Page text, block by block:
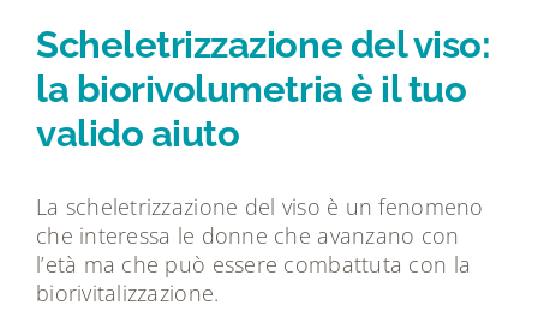
Dicono di noi
Contatti
Scheletrizzazione del viso:
la biorivolumetria è il tuo
valido aiuto
La scheletrizzazione del viso è un fenomeno
che interessa le donne che avanzano con
l’età ma che può essere combattuta con la
biorivitalizzazione.